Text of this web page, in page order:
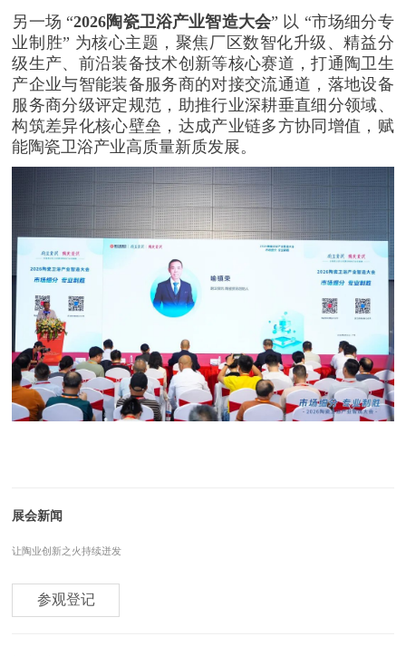
展会新闻
让陶业创新之火持续迸发
参观登记
另一场 “2026陶瓷卫浴产业智造大会” 以 “市场细分专
业制胜” 为核心主题，聚焦厂区数智化升级、精益分
级生产、前沿装备技术创新等核心赛道，打通陶卫生
产企业与智能装备服务商的对接交流通道，落地设备
服务商分级评定规范，助推行业深耕垂直细分领域、
构筑差异化核心壁垒，达成产业链多方协同增值，赋
能陶瓷卫浴产业高质量新质发展。